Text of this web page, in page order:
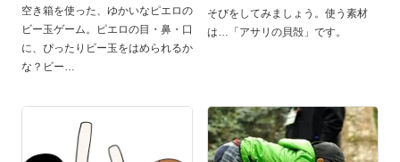
空き箱を使った、ゆかいなピエロの
ビー玉ゲーム。ピエロの目・鼻・口
に、ぴったりビー玉をはめられるか
な？ビー
そびをしてみましょう。使う素材
は…「アサリの貝殻」です。